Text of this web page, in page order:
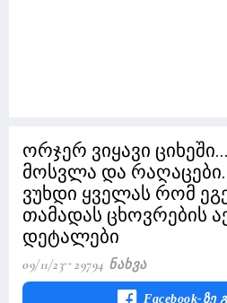
ორჯერ ვიყავი
მოსვლა და
ვუხდი ყველას რომ
თამადას ცხოვრების
დეტალები
09/11/23 29794 Ნახვა
Facebook-Ზე